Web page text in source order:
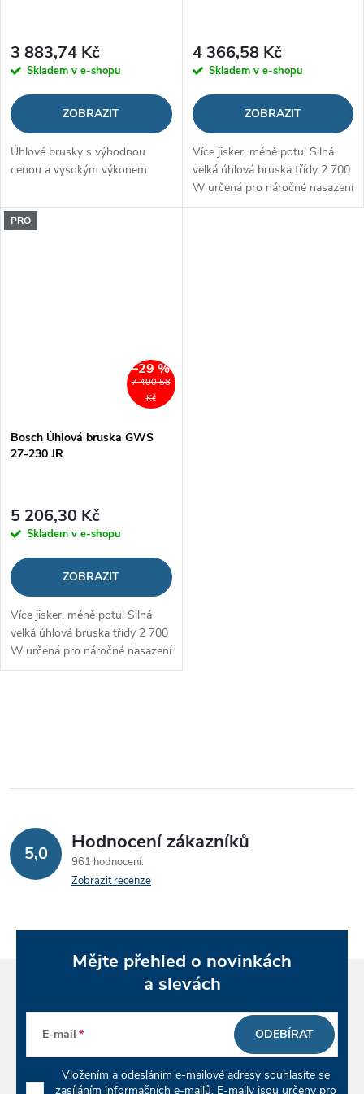
3 883,74 Kč
Skladem v e-shopu
ZOBRAZIT
Úhlové brusky s výhodnou
cenou a vysokým výkonem
4 366,58 Kč
Skladem v e-shopu
ZOBRAZIT
Více jisker, méně potu! Silná
velká úhlová bruska třídy 2 700
W určená pro náročné nasazení
PRO
7 400,58
Kč
–29 %
Bosch Úhlová bruska GWS
27-230 JR
5 206,30 Kč
Skladem v e-shopu
ZOBRAZIT
Více jisker, méně potu! Silná
velká úhlová bruska třídy 2 700
W určená pro náročné nasazení
l
d
a
5,0 Hodnocení zákazníků
961 hodnocení
Zobrazit recenze
Mějte přehled o novinkách
a slevách
E-mail
Vložením a odesláním e-mailové adresy souhlasíte se
zasíláním informačních e-mailů. E-maily jsou určeny pro
ODEBÍRAT